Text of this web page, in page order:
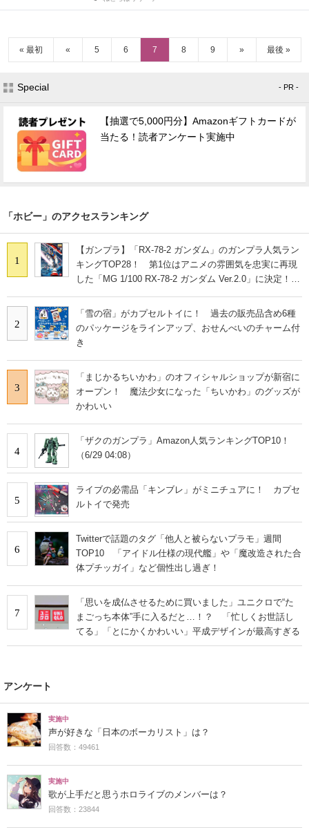
« 最初 « 5 6 7 8 9 » 最後 »
Special - PR -
【抽選で5,000円分】Amazonギフトカードが
当たる！読者アンケート実施中
「ホビー」のアクセスランキング
1
【ガンプラ】「RX-78-2 ガンダム」のガンプラ人気ラン
キングTOP28！ 第1位はアニメの雰囲気を忠実に再現
した「MG 1/100 RX-78-2 ガンダム Ver.2.0」に決定！
2
「雪の宿」がカプセルトイに！ 過去の販売品含め6種
のパッケージをラインアップ、おせんべいのチャーム付
き
3
「まじかるちいかわ」のオフィシャルショップが新宿に
オープン！ 魔法少女になった「ちいかわ」のグッズが
かわいい
4
「ザクのガンプラ」Amazon人気ランキングTOP10！
（6/29 04:08）
5
ライブの必需品「キンブレ」がミニチュアに！ カプセ
ルトイで発売
6
Twitterで話題のタグ「他人と被らないプラモ」週間
TOP10 「アイドル仕様の現代艦」や「魔改造された合
体プチッガイ」など個性出し過ぎ！
7
「思いを成仏させるために買いました」ユニクロで“た
まごっち本体”手に入るだと…！？ 「忙しくお世話し
てる」「とにかくかわいい」平成デザインが最高すぎる
アンケート
実施中
声が好きな「日本のボーカリスト」は？
回答数：49461
実施中
歌が上手だと思うホロライブのメンバーは？
回答数：23844